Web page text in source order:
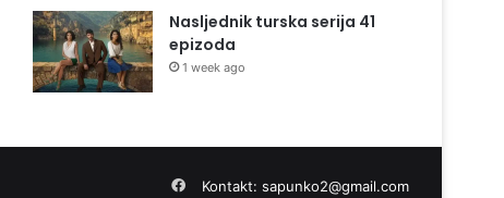
Nasljednik turska serija 41
epizoda
1 week ago
Kontakt: sapunko2@gmail.com
Facebook